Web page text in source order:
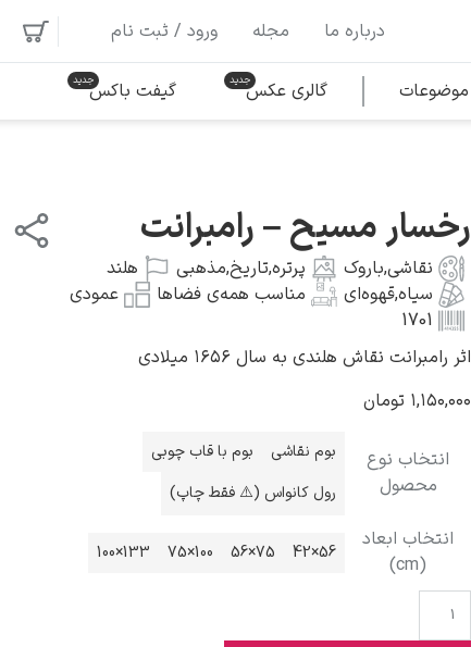
درباره ما مجله ورود / ثبت نام
موضوعات گالری عکس گیفت باکس
رخسار مسیح – رامبرانت
نقاشی,باروک پرتره,تاریخ,مذهبی
هلند
سیاه,قهوه‌ای مناسب همه‌ی فضاها
عمودی
1701
اثر رامبرانت نقاش هلندی به سال ۱۶۵۶ میلادی
۱,۱۵۰,۰۰۰ تومان
انتخاب نوع
محصول
بوم نقاشی
بوم با قاب چوبی
رول کانواس (⚠️ فقط چاپ)
انتخاب ابعاد
(cm)
56×42
75×56
100×75
133×100